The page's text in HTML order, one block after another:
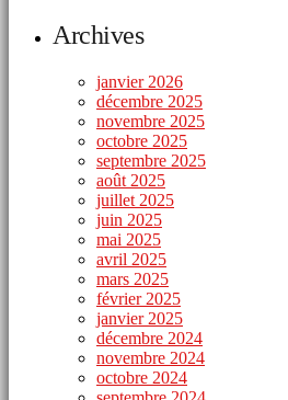
Archives
janvier 2026
décembre 2025
novembre 2025
octobre 2025
septembre 2025
août 2025
juillet 2025
juin 2025
mai 2025
avril 2025
mars 2025
février 2025
janvier 2025
décembre 2024
novembre 2024
octobre 2024